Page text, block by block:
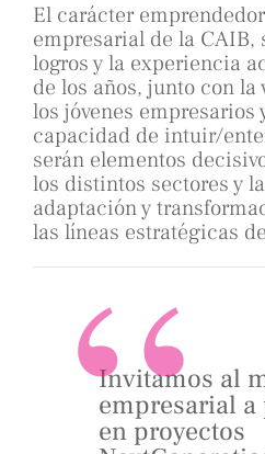
El carácter
empresarial de la CAIB,
logros y la experiencia
de los años, junto con
los jóvenes empresarios
capacidad de intuir/
serán elementos
los distintos sectores y
adaptación y
las líneas estratégicas
Invitamos al
empresarial
en proyectos